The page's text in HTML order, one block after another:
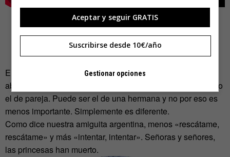
El mensaje de este dibujo animado, estrenado en 2013, es
absolutamente revolucionario: el amor verdadero no es solo
el de pareja. Puede ser el de una hermana y no por eso es
menos importante. Simplemente es diferente.
Como dice nuestra amiguita argentina, menos «rescátame,
rescátame» y más «intentar, intentar». Señoras y señores,
las princesas han muerto.
Aceptar y seguir GRATIS
Suscribirse desde 10€/año
Gestionar opciones